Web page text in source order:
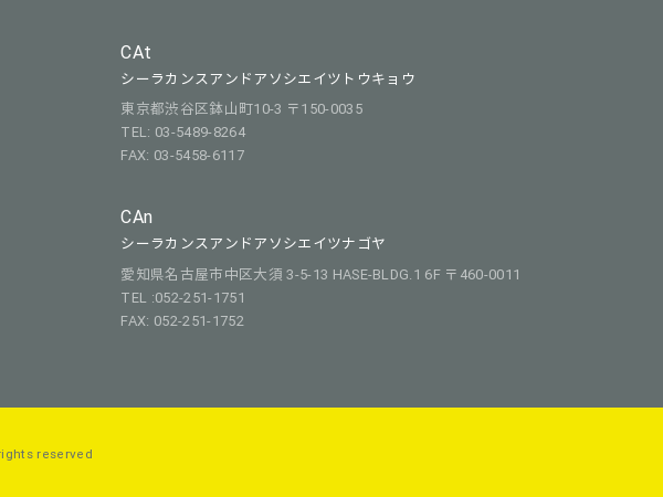
CAt
シーラカンスアンドアソシエイツトウキョウ
東京都渋谷区鉢山町10-3 〒150-0035
TEL: 03-5489-8264
FAX: 03-5458-6117
CAn
シーラカンスアンドアソシエイツナゴヤ
愛知県名古屋市中区大須 3-5-13 HASE-BLDG.1 6F 〒460-0011
TEL :052-251-1751
FAX: 052-251-1752
reserved